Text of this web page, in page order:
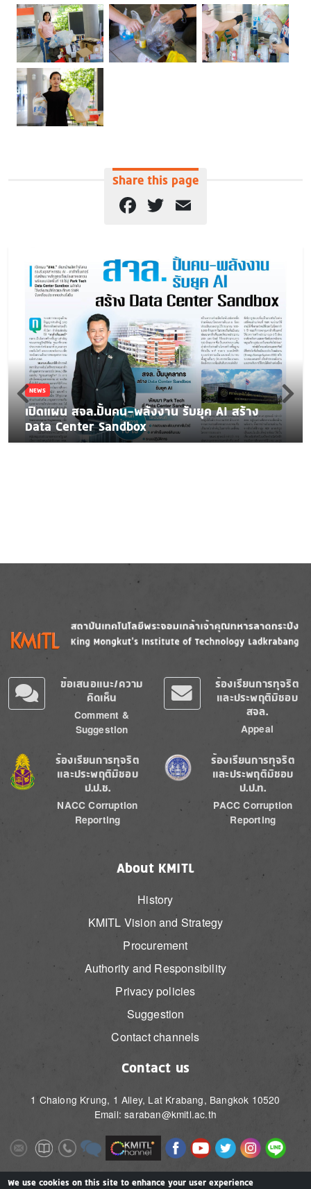
Share this page
Facebook
Twitter
NEWS
เปิดแผน สจล.ปั้นคน-พลังงาน รับยุค AI สร้าง
Data Center Sandbox
Image
ข้อเสนอแนะ/ความ
คิดเห็น
Comment &
Suggestion
ร้องเรียนการทุจริต
และประพฤติมิชอบ
สจล.
Appeal
Image
ร้องเรียนการทุจริต
และประพฤติมิชอบ
ป.ป.ช.
NACC Corruption
Reporting
Image
ร้องเรียนการทุจริต
และประพฤติมิชอบ
ป.ป.ท.
PACC Corruption
Reporting
About KMITL
History
KMITL Vision and Strategy
Procurement
Authority and Responsibility
Privacy policies
Suggestion
Contact channels
Contact us
1 Chalong Krung, 1 Alley, Lat Krabang, Bangkok 10520
Email: saraban@kmitl.ac.th
ImageImageImageImage Image ImageImageImageImageImage
Image Image
We use cookies on this site to enhance your user experience